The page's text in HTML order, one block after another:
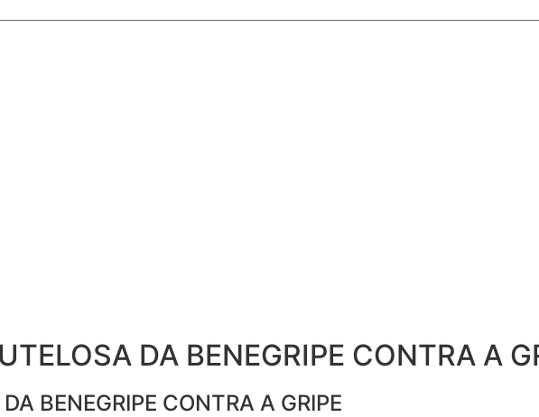
DA BENEGRIPE CONTRA A
BENEGRIPE CONTRA A GRIPE